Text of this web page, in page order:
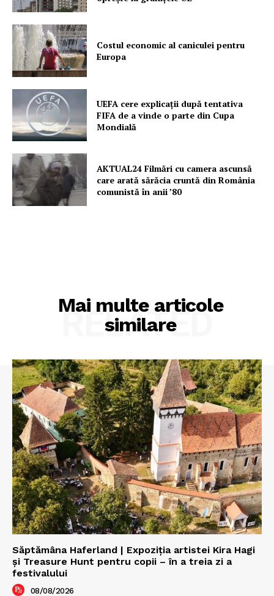
Costul economic al caniculei pentru
Europa
UEFA cere explicații după tentativa
FIFA de a vinde o parte din Cupa
Mondială
AKTUAL24 Filmări cu camera ascunsă
care arată sărăcia cruntă din România
comunistă în anii ’80
Mai multe articole
similare
RELATED
Săptămâna Haferland | Expoziţia artistei Kira Hagi
şi Treasure Hunt pentru copii – în a treia zi a
festivalului
08/08/2026